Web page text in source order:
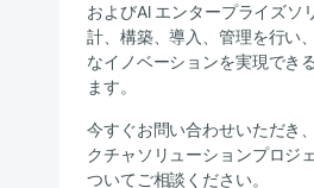
およびAI エンタープライズソ
計、構築、導入、管理を行い
なイノベーションを実現でき
ます。
今すぐお問い合わせいただき
クチャソリューションプロジ
ついてご相談ください。